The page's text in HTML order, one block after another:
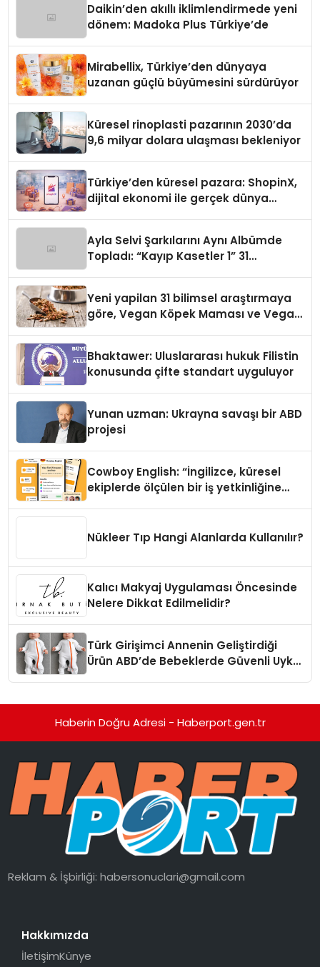
Daikin’den akıllı iklimlendirmede yeni
dönem: Madoka Plus Türkiye’de
Mirabellix, Türkiye’den dünyaya
uzanan güçlü büyümesini sürdürüyor
Küresel rinoplasti pazarının 2030’da
9,6 milyar dolara ulaşması bekleniyor
Türkiye’den küresel pazara: ShopinX,
dijital ekonomi ile gerçek dünya
Ayla Selvi Şarkılarını Aynı Albümde
Topladı: “Kayıp Kasetler 1” 31
Yeni yapilan 31 bilimsel araştırmaya
göre, Vegan Köpek Maması ve Vegan
Bhaktawer: Uluslararası hukuk Filistin
konusunda çifte standart uyguluyor
Yunan uzman: Ukrayna savaşı bir ABD
projesi
Cowboy English: “İngilizce, küresel
ekiplerde ölçülen bir iş yetkinliğine
Nükleer Tıp Hangi Alanlarda Kullanılır?
Kalıcı Makyaj Uygulaması Öncesinde
Nelere Dikkat Edilmelidir?
Türk Girişimci Annenin Geliştirdiği
Ürün ABD’de Bebeklerde Güvenli Uyku
Haberin Doğru Adresi - Haberport.gen.tr
Reklam & İşbirliği:habersonuclari@gmail.com
Hakkımızda
İletişimKünye